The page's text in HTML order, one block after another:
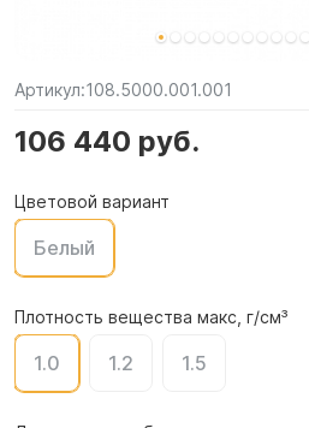
Артикул:108.5000.001.001
106 440 руб.
Цветовой вариант
Белый
Плотность вещества макс, г/см³
1.0 1.2 1.5